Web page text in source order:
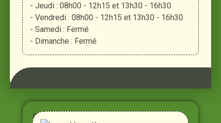
- Jeudi : 08h00 - 12h15 et 13h30 - 16h30
- Vendredi : 08h00 - 12h15 et 13h30 - 16h30
- Samedi : Fermé
- Dimanche : Fermé
Entre